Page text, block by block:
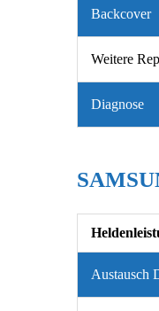
Backcover
Weitere
Diagnose
Austausch